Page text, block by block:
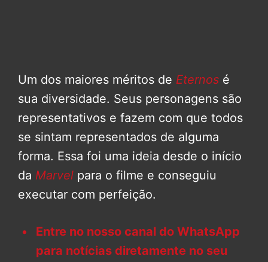
Um dos maiores méritos de Eternos é
sua diversidade. Seus personagens são
representativos e fazem com que todos
se sintam representados de alguma
forma. Essa foi uma ideia desde o início
da Marvel para o filme e conseguiu
executar com perfeição.
Entre no nosso canal do WhatsApp
para notícias diretamente no seu